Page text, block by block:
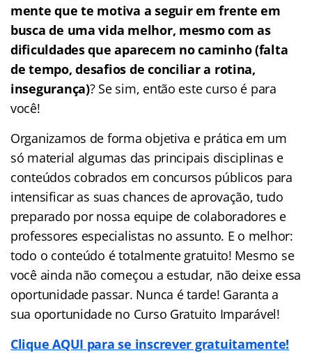
mente que te motiva a seguir em frente em
busca de uma vida melhor, mesmo com as
dificuldades que aparecem no caminho (falta
de tempo, desafios de conciliar a rotina,
insegurança)? Se sim, então este curso é para
você!
Organizamos de forma objetiva e prática em um
só material algumas das principais disciplinas e
conteúdos cobrados em concursos públicos para
intensificar as suas chances de aprovação, tudo
preparado por nossa equipe de colaboradores e
professores especialistas no assunto. E o melhor:
todo o conteúdo é totalmente gratuito! Mesmo se
você ainda não começou a estudar, não deixe essa
oportunidade passar. Nunca é tarde! Garanta a
sua oportunidade no Curso Gratuito Imparável!
Clique AQUI para se inscrever gratuitamente!